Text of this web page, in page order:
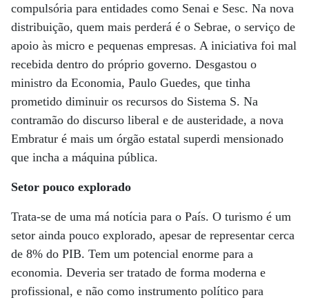
compulsória para entidades como Senai e Sesc. Na nova
distribuição, quem mais perderá é o Sebrae, o serviço de
apoio às micro e pequenas empresas. A iniciativa foi mal
recebida dentro do próprio governo. Desgastou o
ministro da Economia, Paulo Guedes, que tinha
prometido diminuir os recursos do Sistema S. Na
contramão do discurso liberal e de austeridade, a nova
Embratur é mais um órgão estatal superdi mensionado
que incha a máquina pública.
Setor pouco explorado
Trata-se de uma má notícia para o País. O turismo é um
setor ainda pouco explorado, apesar de representar cerca
de 8% do PIB. Tem um potencial enorme para a
economia. Deveria ser tratado de forma moderna e
profissional, e não como instrumento político para